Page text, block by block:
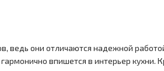
ведь они отличаются надежной
впишется в интерьер